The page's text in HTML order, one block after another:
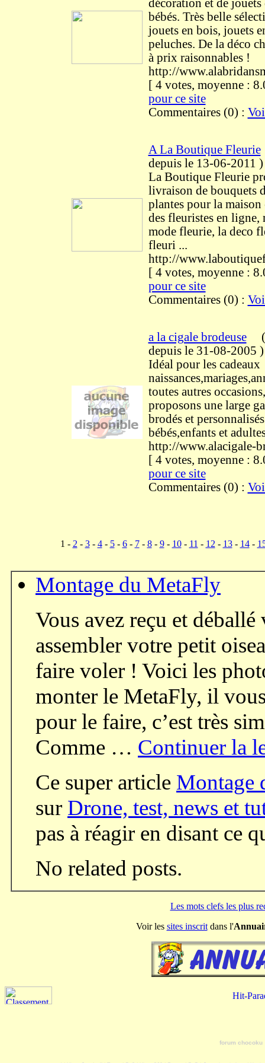
décoration et de
bébés. Très belle
jouets en bois, jouets
peluches. De la déco
à prix raisonnables !
http://
[ 4 votes, moyenne
pour ce site
Commentaires (0) :
A La Boutique Fleurie
depuis le 13-06-2011 )
La Boutique Fleurie
livraison de bouquets
plantes pour la
des fleuristes en ligne,
mode fleurie, la deco
fleuri ...
http://
[ 4 votes, moyenne
pour ce site
Commentaires (0) :
a la cigale brodeuse(
depuis le 31-08-2005 )
Idéal pour les cadeaux
toutes autres
proposons une large
brodés et
bébés,enfants et
http://www.alacigale-
[ 4 votes, moyenne
pour ce site
Commentaires (0) :
1 - 2 - 3- 4- 5- 6- 7- 8- 9- 10- 11 - 12 - 13- 14-
Montage du MetaFly
Vous avez reçu et
assembler votre petit
faire voler ! Voici les
monter le MetaFly, il
pour le faire, c’est très
Comme … Continuer la
Ce super article Montage
sur Drone, test, news et
pas à réagir en disant ce
No related posts.
Les mots clefs les plus
Voir les sites inscritdans l'
forum chocoku